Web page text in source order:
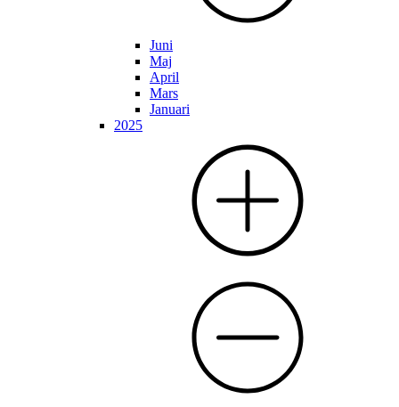
Juni
Maj
April
Mars
Januari
2025